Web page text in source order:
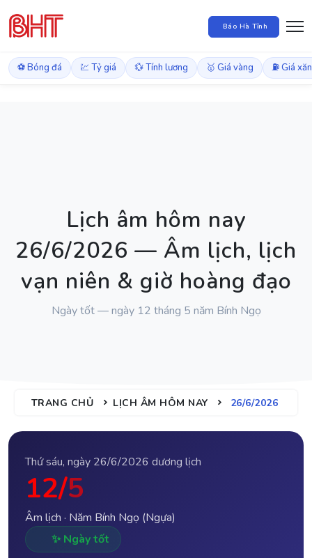
Báo Hà Tĩnh
⚽ Bóng đá 💹 Tỷ giá 💱 Tính lương 🥇 Giá vàng ⛽ Giá
Lịch âm hôm nay
26/6/2026 — Âm lịch, lịch
vạn niên & giờ hoàng đạo
Ngày tốt — ngày 12 tháng 5 năm Bính Ngọ
TRANG CHỦ LỊCH ÂM HÔM NAY 26/6/2026
Thứ sáu, ngày 26/6/2026 dương lịch
12/5
Âm lịch · Năm Bính Ngọ (Ngựa)
✨ Ngày tốt